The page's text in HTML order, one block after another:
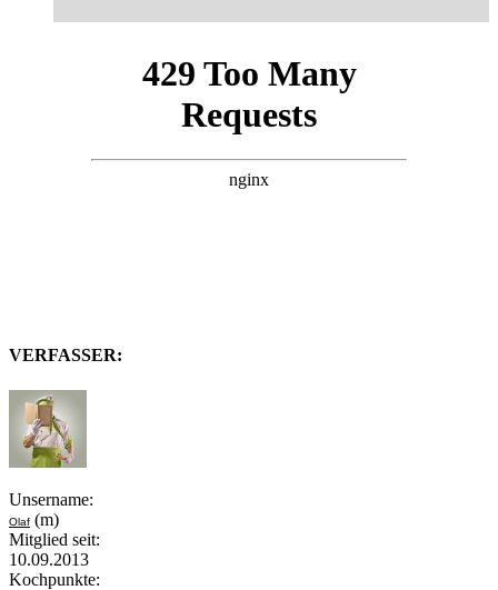
VERFASSER:
Unsername:
Olaf (m)
Mitglied seit:
10.09.2013
Kochpunkte: